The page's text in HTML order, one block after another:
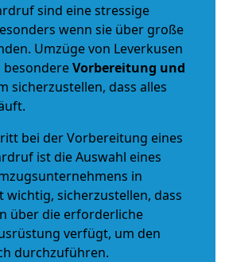
sind eine stressige
wenn sie über große
Umzüge von Leverkusen
Vorbereitung und
sicherzustellen, dass alles
bei der Vorbereitung eines
ist die Auswahl eines
in
wichtig, sicherzustellen, dass
über die erforderliche
verfügt, um den
durchzuführen.